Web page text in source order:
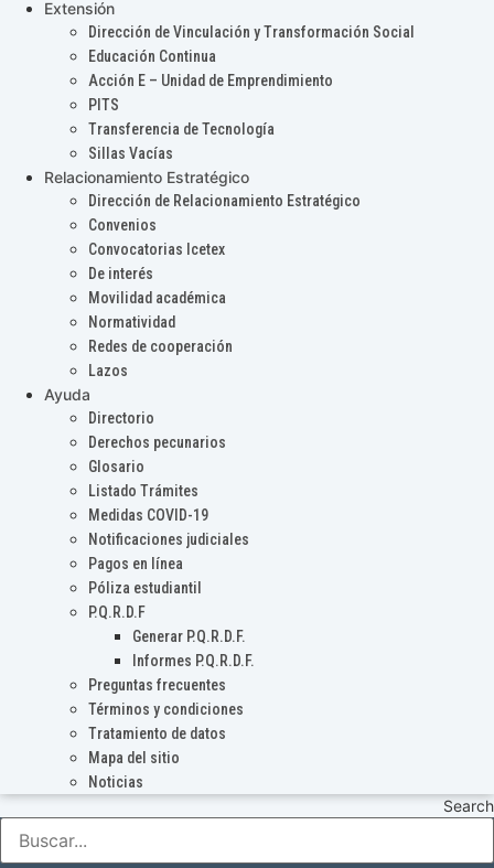
Extensión
Dirección de Vinculación y Transformación Social
Educación Continua
Acción E – Unidad de Emprendimiento
PITS
Transferencia de Tecnología
Sillas Vacías
Relacionamiento Estratégico
Dirección de Relacionamiento Estratégico
Convenios
Convocatorias Icetex
De interés
Movilidad académica
Normatividad
Redes de cooperación
Lazos
Ayuda
Directorio
Derechos pecunarios
Glosario
Listado Trámites
Medidas COVID-19
Notificaciones judiciales
Pagos en línea
Póliza estudiantil
P.Q.R.D.F
Generar P.Q.R.D.F.
Informes P.Q.R.D.F.
Preguntas frecuentes
Términos y condiciones
Tratamiento de datos
Mapa del sitio
Noticias
Search